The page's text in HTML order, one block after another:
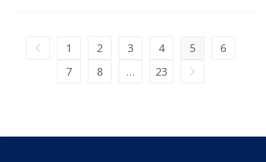
1 2 3 4 5
6
7
8 … 23